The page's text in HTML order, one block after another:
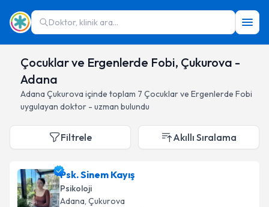
Doktor, klinik ara...
Çocuklar ve Ergenlerde Fobi, Çukurova -
Adana
Adana Çukurova içinde toplam 7 Çocuklar ve Ergenlerde Fobi
uygulayan doktor - uzman bulundu
Filtrele Akıllı Sıralama
Psk. Sinem Kayış
Psikoloji
Adana, Çukurova